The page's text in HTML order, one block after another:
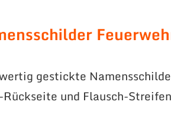
gestickte
und Flausch-